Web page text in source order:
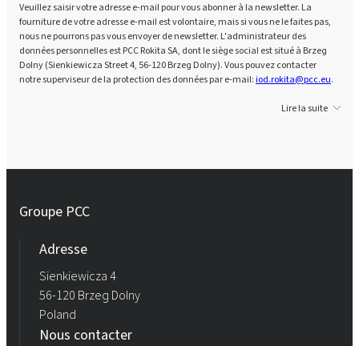
Veuillez saisir votre adresse e-mail pour vous abonner à la newsletter. La
fourniture de votre adresse e-mail est volontaire, mais si vous ne le faites pas,
nous ne pourrons pas vous envoyer de newsletter. L'administrateur des
données personnelles est PCC Rokita SA, dont le siège social est situé à Brzeg
Dolny (Sienkiewicza Street 4, 56-120 Brzeg Dolny). Vous pouvez contacter
notre superviseur de la protection des données par e-mail:iod.rokita@pcc.eu.
Lire la suite
Groupe PCC
Adresse
Sienkiewicza 4
56-120 Brzeg Dolny
Poland
Nous contacter